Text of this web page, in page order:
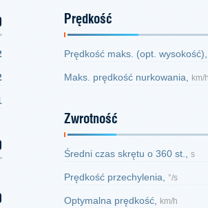
Prędkość
Prędkość maks. (opt.
Maks. prędkość nurkowania, km/
Zwrotność
Średni czas skrętu o 360 st., s
Prędkość przechylenia, °/s
Optymalna prędkość, km/h